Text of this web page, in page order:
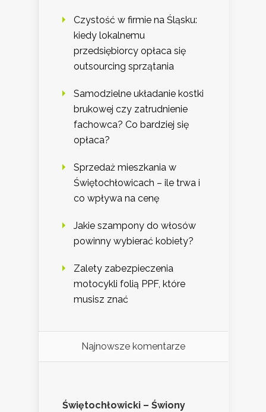
Czystość w firmie na Śląsku:
kiedy lokalnemu
przedsiębiorcy opłaca się
outsourcing sprzątania
Samodzielne układanie kostki
brukowej czy zatrudnienie
fachowca? Co bardziej się
opłaca?
Sprzedaż mieszkania w
Świętochłowicach – ile trwa i
co wpływa na cenę
Jakie szampony do włosów
powinny wybierać kobiety?
Zalety zabezpieczenia
motocykli folią PPF, które
musisz znać
Najnowsze komentarze
Świętochłowicki – Świony